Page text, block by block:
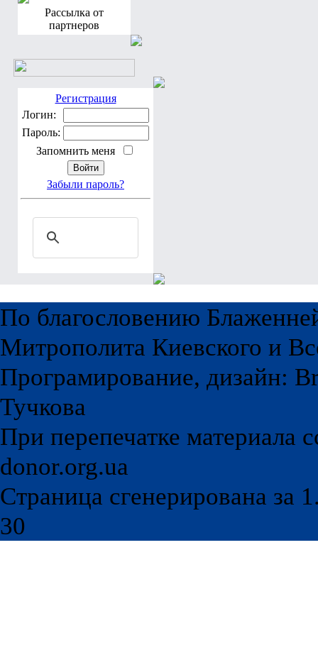
Рассылка от
партнеров
Регистрация
Логин:
Пароль:
Запомнить меня
Забыли пароль?
По благословению
Митрополита Киевского и
Програмирование, дизайн:
Тучкова
При перепечатке материала
donor.org.ua
Страница сгенерирована за
30